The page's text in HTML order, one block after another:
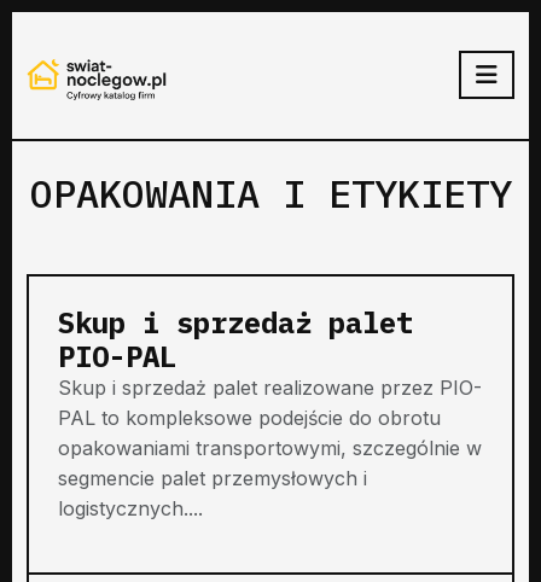
OPAKOWANIA I ETYKIETY
Skup i sprzedaż palet
PIO-PAL
Skup i sprzedaż palet realizowane przez PIO-
PAL to kompleksowe podejście do obrotu
opakowaniami transportowymi, szczególnie w
segmencie palet przemysłowych i
logistycznych....